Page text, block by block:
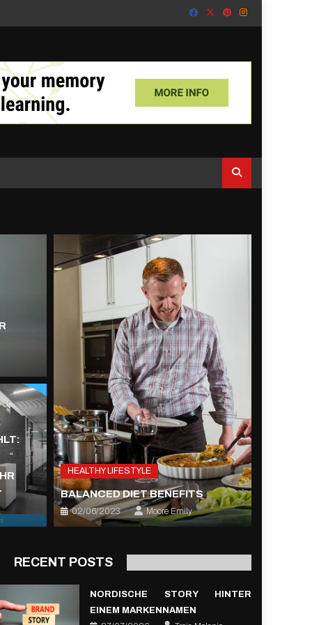
HEALTHY LIFESTYLE
BALANCED DIET BENEFITS
02/06/2023 Moore Emily
RECENT POSTS
NORDISCHE STORY HINTER
EINEM MARKENNAMEN